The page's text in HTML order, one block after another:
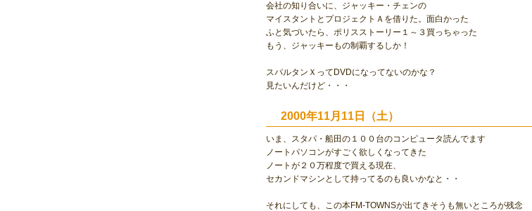
会社の知り合いに、ジャッキー・チェンの
マイスタントとプロジェクトＡを借りた。面白かった
ふと気づいたら、ポリスストーリー１～３買っちゃった
もう、ジャッキーもの制覇するしか！
スパルタンＸってDVDになってないのかな？
見たいんだけど・・・
2000年11月11日（土）
いま、スタパ・船田の１００台のコンピュータ読んでます
ノートパソコンがすごく欲しくなってきた
ノートが２０万程度で買える現在、
セカンドマシンとして持ってるのも良いかなと・・
それにしても、この本FM-TOWNSが出てきそうも無いところが残念